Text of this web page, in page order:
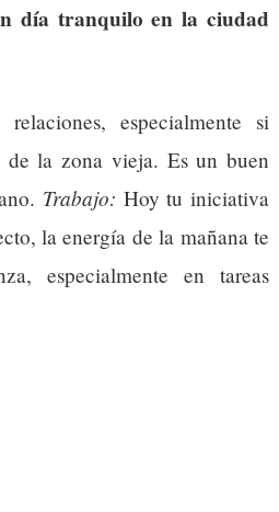
día tranquilo en la ciudad
especialmente si
la zona vieja. Es un buen
Trabajo: Hoy tu iniciativa
la energía de la mañana te
especialmente en tareas